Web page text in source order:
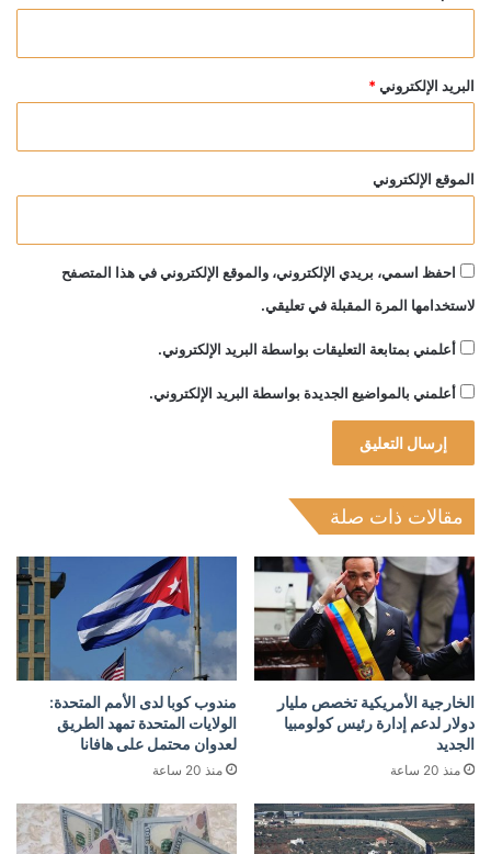
البريد الإلكتروني *
الموقع الإلكتروني
احفظ اسمي، بريدي الإلكتروني، والموقع الإلكتروني في هذا المتصفح
لاستخدامها المرة المقبلة في تعليقي.
أعلمني بمتابعة التعليقات بواسطة البريد الإلكتروني.
أعلمني بالمواضيع الجديدة بواسطة البريد الإلكتروني.
مقالات ذات صلة
الخارجية الأمريكية تخصص مليار
دولار لدعم إدارة رئيس كولومبيا
الجديد
منذ 20 ساعة
مندوب كوبا لدى الأمم المتحدة:
الولايات المتحدة تمهد الطريق
لعدوان محتمل على هافانا
منذ 20 ساعة